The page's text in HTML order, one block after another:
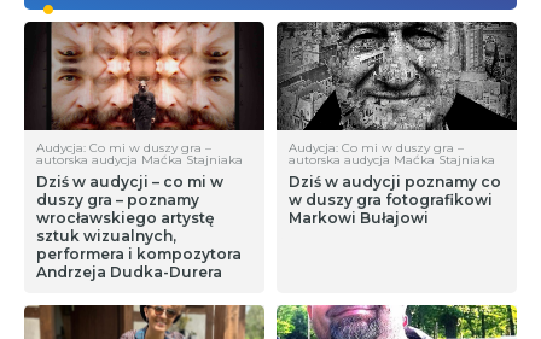
Stajniaka
Audycja: Co mi w duszy gra –
autorska audycja Maćka Stajniaka
Dziś w audycji – co mi w
duszy gra – poznamy
wrocławskiego artystę
sztuk wizualnych,
performera i kompozytora
Andrzeja Dudka-Durera
Audycja: Co mi w duszy gra –
autorska audycja Maćka Stajniaka
Dziś w audycji poznamy co
w duszy gra fotografikowi
Markowi Bułajowi